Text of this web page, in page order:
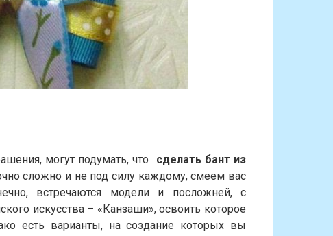
могут подумать, что сделать бант из
сложно и не под силу каждому, смеем вас
встречаются модели и посложней, с
искусства – «Канзаши», освоить которое
есть варианты, на создание которых вы